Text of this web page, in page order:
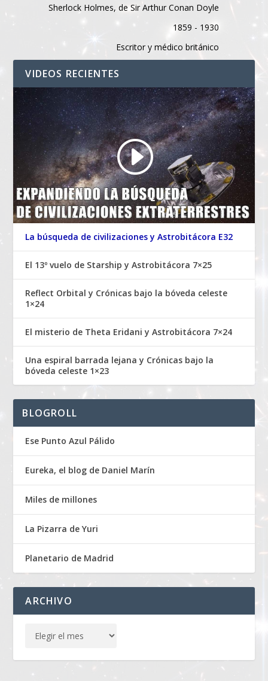
Sherlock Holmes, de Sir Arthur Conan Doyle
1859 - 1930
Escritor y médico británico
VIDEOS RECIENTES
La búsqueda de civilizaciones y Astrobitácora E32
El 13º vuelo de Starship y Astrobitácora 7×25
Reflect Orbital y Crónicas bajo la bóveda celeste
1×24
El misterio de Theta Eridani y Astrobitácora 7×24
Una espiral barrada lejana y Crónicas bajo la
bóveda celeste 1×23
BLOGROLL
Ese Punto Azul Pálido
Eureka, el blog de Daniel Marín
Miles de millones
La Pizarra de Yuri
Planetario de Madrid
ARCHIVO